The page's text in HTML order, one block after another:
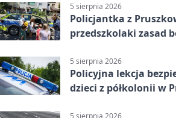
5 sierpnia 2026
Policjantka z
przedszkolaki zasad
5 sierpnia 2026
Policyjna lekcja
dzieci z półkolonii w